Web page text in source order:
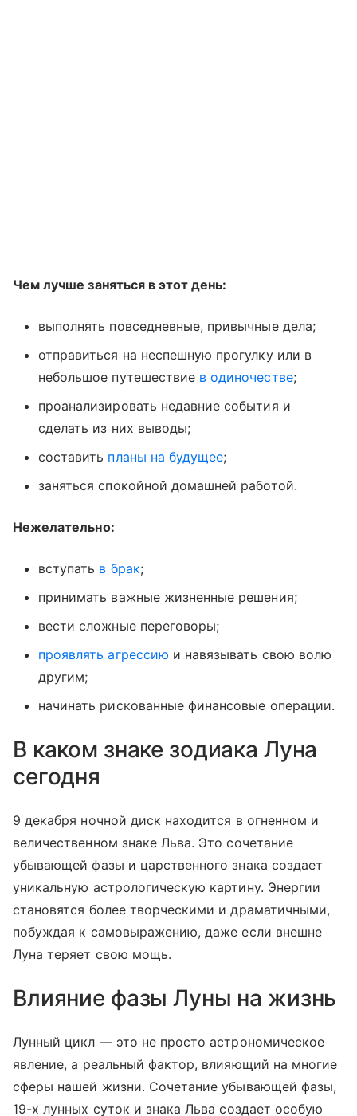
Чем лучше заняться в этот день:
выполнять повседневные, привычные дела;
отправиться на неспешную прогулку или в
небольшое путешествие в одиночестве;
проанализировать недавние события и
сделать из них выводы;
составить планы на будущее;
заняться спокойной домашней работой.
Нежелательно:
вступать в брак;
принимать важные жизненные решения;
вести сложные переговоры;
проявлять агрессию и навязывать свою волю
другим;
начинать рискованные финансовые операции.
В каком знаке зодиака Луна
сегодня
9 декабря ночной диск находится в огненном и
величественном знаке Льва. Это сочетание
убывающей фазы и царственного знака создает
уникальную астрологическую картину. Энергии
становятся более творческими и драматичными,
побуждая к самовыражению, даже если внешне
Луна теряет свою мощь.
Влияние фазы Луны на жизнь
Лунный цикл — это не просто астрономическое
явление, а реальный фактор, влияющий на многие
сферы нашей жизни. Сочетание убывающей фазы,
19-х лунных суток и знака Льва создает особую